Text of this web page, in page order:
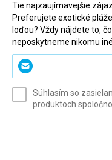
Tie najzaujímavejšie
Preferujete exotické
loďou? Vždy nájdete to,
neposkytneme nikomu
Zadajte
svoj
(povinné)
Súhlasím so
produktoch